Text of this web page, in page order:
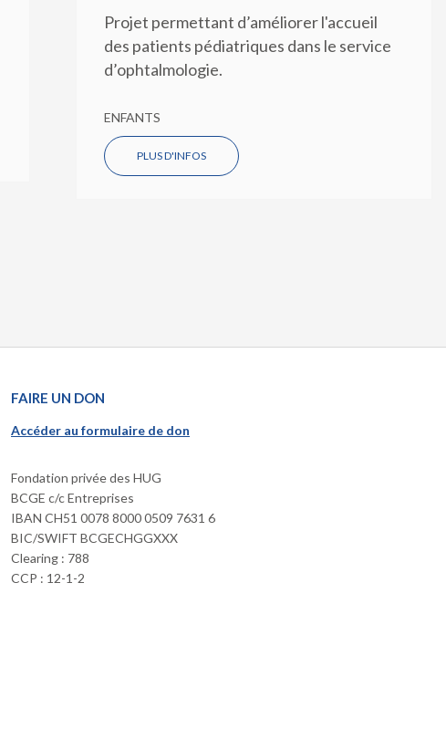
Projet permettant d’améliorer l'accueil
des patients pédiatriques dans le service
d’ophtalmologie.
ENFANTS
PLUS D'INFOS
FAIRE UN DON
Accéder au formulaire de don
Fondation privée des HUG
BCGE c/c Entreprises
IBAN CH51 0078 8000 0509 7631 6
BIC/SWIFT BCGECHGGXXX
Clearing : 788
CCP : 12-1-2